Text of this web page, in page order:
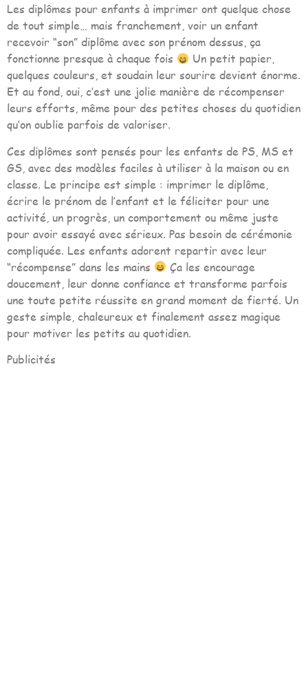
Les diplômes pour enfants à imprimer ont quelque chose
de tout simple… mais franchement, voir un enfant
recevoir “son” diplôme avec son prénom dessus, ça
fonctionne presque à chaque fois
Un petit papier,
quelques couleurs, et soudain leur sourire devient énorme.
Et au fond, oui, c’est une jolie manière de récompenser
leurs efforts, même pour des petites choses du quotidien
qu’on oublie parfois de valoriser.
Ces diplômes sont pensés pour les enfants de PS, MS et
GS, avec des modèles faciles à utiliser à la maison ou en
classe. Le principe est simple : imprimer le diplôme,
écrire le prénom de l’enfant et le féliciter pour une
activité, un progrès, un comportement ou même juste
pour avoir essayé avec sérieux. Pas besoin de cérémonie
compliquée. Les enfants adorent repartir avec leur
“récompense” dans les mains
Ça les encourage
doucement, leur donne confiance et transforme parfois
une toute petite réussite en grand moment de fierté. Un
geste simple, chaleureux et finalement assez magique
pour motiver les petits au quotidien.
Publicités